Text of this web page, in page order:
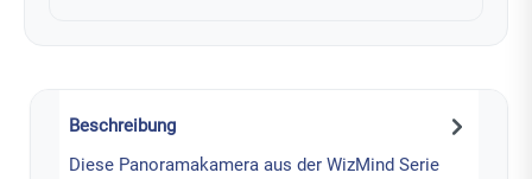
Beschreibung
Diese Panoramakamera aus der WizMind Serie